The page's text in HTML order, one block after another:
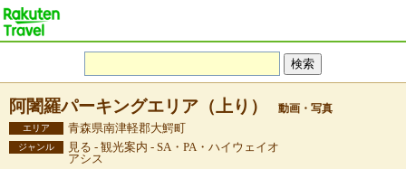
阿闍羅パーキングエリア（上り） 動画・写真
エリア 青森県南津軽郡大鰐町
ジャンル
見る - 観光案内 - SA・PA・ハイウェイオ
アシス